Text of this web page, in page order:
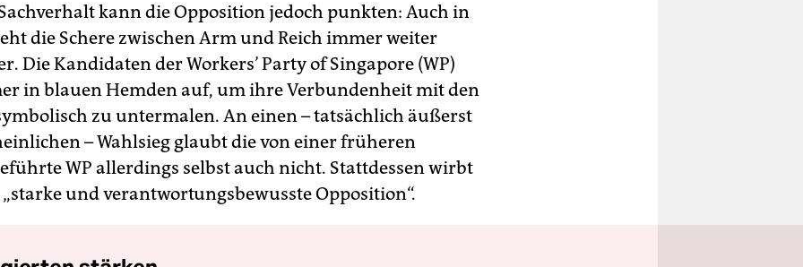
kann die Opposition jedoch punkten: Auch in
die Schere zwischen Arm und Reich immer weiter
Die Kandidaten der Workers’ Party of Singapore (WP)
in blauen Hemden auf, um ihre Verbundenheit mit den
zu untermalen. An einen – tatsächlich äußerst
– Wahlsieg glaubt die von einer früheren
WP allerdings selbst auch nicht. Stattdessen wirbt
und verantwortungsbewusste Opposition“.